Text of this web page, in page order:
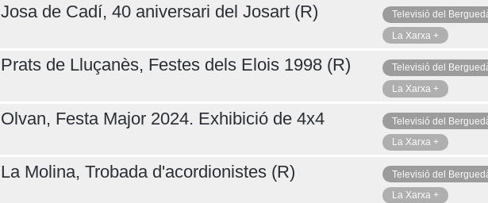
Josa de Cadí, 40 aniversari del Josart (R)
Televisió del
La Xarxa +
Prats de Lluçanès, Festes dels Elois 1998 (R)
Televisió del
La Xarxa +
Olvan, Festa Major 2024. Exhibició de 4x4
Televisió del
La Xarxa +
La Molina, Trobada d'acordionistes (R)
Televisió del
La Xarxa +